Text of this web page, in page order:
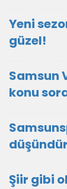
Yeni
güzel!
Samsun
konu
Şiir gibi